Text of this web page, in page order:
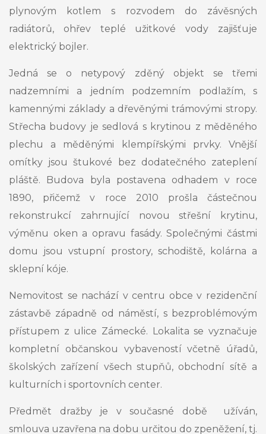
plynovým kotlem s rozvodem do závěsných
radiátorů, ohřev teplé užitkové vody zajišťuje
elektrický bojler.
Jedná se o netypový zděný objekt se třemi
nadzemními a jedním podzemním podlažím, s
kamennými základy a dřevěnými trámovými stropy.
Střecha budovy je sedlová s krytinou z měděného
plechu a měděnými klempířskými prvky. Vnější
omítky jsou štukové bez dodatečného zateplení
pláště. Budova byla postavena odhadem v roce
1890, přičemž v roce 2010 prošla částečnou
rekonstrukcí zahrnující novou střešní krytinu,
výměnu oken a opravu fasády. Společnými částmi
domu jsou vstupní prostory, schodiště, kolárna a
sklepní kóje.
Nemovitost se nachází v centru obce v rezidenční
zástavbě západně od náměstí, s bezproblémovým
přístupem z ulice Zámecké. Lokalita se vyznačuje
kompletní občanskou vybaveností včetně úřadů,
školských zařízení všech stupňů, obchodní sítě a
kulturních i sportovních center.
Předmět dražby je v současné době užíván,
smlouva uzavřena na dobu určitou do zpeněžení, tj.